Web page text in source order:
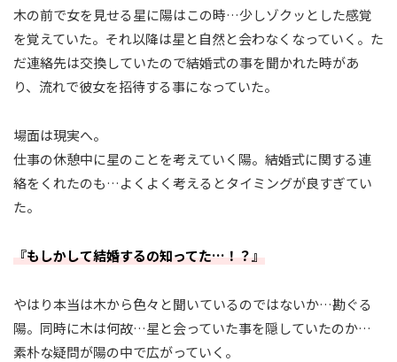
木の前で女を見せる星に陽はこの時…少しゾクッとした感覚
を覚えていた。それ以降は星と自然と会わなくなっていく。た
だ連絡先は交換していたので結婚式の事を聞かれた時があ
り、流れで彼女を招待する事になっていた。
場面は現実へ。
仕事の休憩中に星のことを考えていく陽。結婚式に関する連
絡をくれたのも…よくよく考えるとタイミングが良すぎてい
た。
『もしかして結婚するの知ってた…！？』
やはり本当は木から色々と聞いているのではないか…勘ぐる
陽。同時に木は何故…星と会っていた事を隠していたのか…
素朴な疑問が陽の中で広がっていく。